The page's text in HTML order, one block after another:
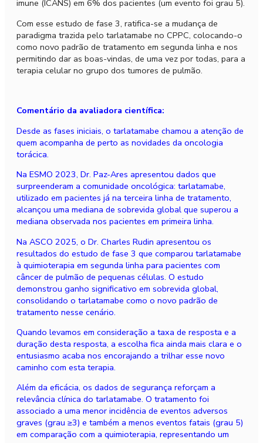
imune (ICANS) em 6% dos pacientes (um evento foi grau 5).
Com esse estudo de fase 3, ratifica-se a mudança de
paradigma trazida pelo tarlatamabe no CPPC, colocando-o
como novo padrão de tratamento em segunda linha e nos
permitindo dar as boas-vindas, de uma vez por todas, para a
terapia celular no grupo dos tumores de pulmão.
Comentário da avaliadora científica:
Desde as fases iniciais, o tarlatamabe chamou a atenção de
quem acompanha de perto as novidades da oncologia
torácica.
Na ESMO 2023, Dr. Paz-Ares apresentou dados que
surpreenderam a comunidade oncológica: tarlatamabe,
utilizado em pacientes já na terceira linha de tratamento,
alcançou uma mediana de sobrevida global que superou a
mediana observada nos pacientes em primeira linha.
Na ASCO 2025, o Dr. Charles Rudin apresentou os
resultados do estudo de fase 3 que comparou tarlatamabe
à quimioterapia em segunda linha para pacientes com
câncer de pulmão de pequenas células. O estudo
demonstrou ganho significativo em sobrevida global,
consolidando o tarlatamabe como o novo padrão de
tratamento nesse cenário.
Quando levamos em consideração a taxa de resposta e a
duração desta resposta, a escolha fica ainda mais clara e o
entusiasmo acaba nos encorajando a trilhar esse novo
caminho com esta terapia.
Além da eficácia, os dados de segurança reforçam a
relevância clínica do tarlatamabe. O tratamento foi
associado a uma menor incidência de eventos adversos
graves (grau ≥3) e também a menos eventos fatais (grau 5)
em comparação com a quimioterapia, representando um